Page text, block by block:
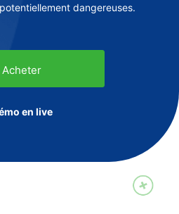
dangereuses.
Acheter
en live